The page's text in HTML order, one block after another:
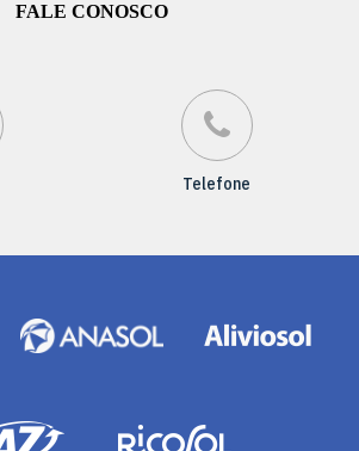
FALE CONOSCO
Telefone